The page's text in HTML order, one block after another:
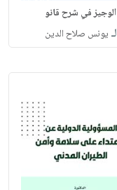
الوجيز في شرح قانو
لـ يونس صلاح الدين